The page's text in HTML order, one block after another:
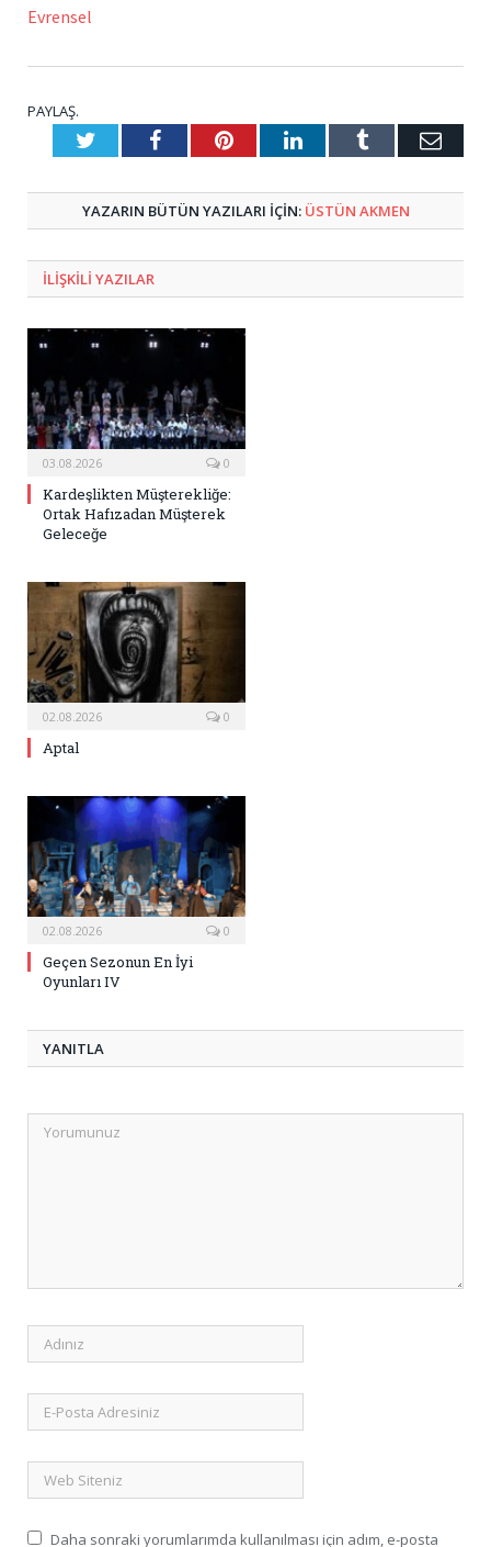
Evrensel
PAYLAŞ.
TwitterFacebookPinterestLinkedInTumblr E-
YAZARIN BÜTÜN YAZILARI IÇIN: ÜSTÜN AKMEN
ILIŞKILI YAZILAR
03.08.2026 0
Kardeşlikten Müşterekliğe:
Ortak Hafızadan Müşterek
Geleceğe
02.08.2026 0
Aptal
02.08.2026 0
Geçen Sezonun En İyi
Oyunları IV
YANITLA
Daha sonraki yorumlarımda kullanılması için adım, e-posta